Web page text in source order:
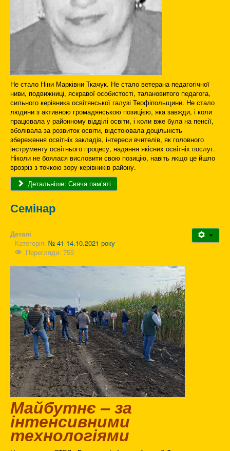
Не стало Ніни Марківни Ткачук. Не стало ветерана педагогічної
ниви, подвижниці, яскравої особистості, талановитого педагога,
сильного керівника освітянської галузі Теофіпольщини. Не стало
людини з активною громадянською позицією, яка завжди, і коли
працювала у районному відділі освіти, і коли вже була на пенсії,
вболівала за розвиток освіти, відстоювала доцільність
збереження освітніх закладів, інтереси вчителів, як головного
інструменту освітнього процесу, надання якісних освітніх послуг.
Ніколи не боялася висловити свою позицію, навіть якщо це йшло
врозріз з точкою зору керівників району.
Детальніше: Свяча пам’яті
Семінар
Деталі
Категорія: № 41 14.10.2021 року
Перегляди: 755
Майбутнє – за
інтенсивними
технологіями